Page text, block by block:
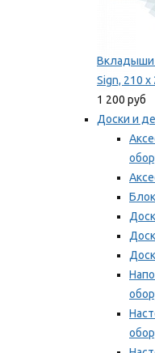
Вкладыши
Sign, 210
1 200 руб
Доски и